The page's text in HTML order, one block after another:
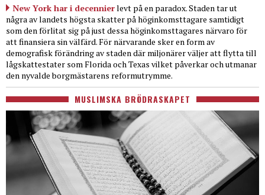
New York har i decennierlevt på en paradox. Staden tar ut
några av landets högsta skatter på höginkomsttagare samtidigt
som den förlitat sig på just dessa höginkomsttagares närvaro för
att finansiera sin välfärd. För närvarande sker en form av
demografisk förändring av staden där miljonärer väljer att flytta till
lågskattestater som Florida och Texas vilket påverkar och utmanar
den nyvalde borgmästarens reformutrymme.
MUSLIMSKA BRÖDRASKAPET